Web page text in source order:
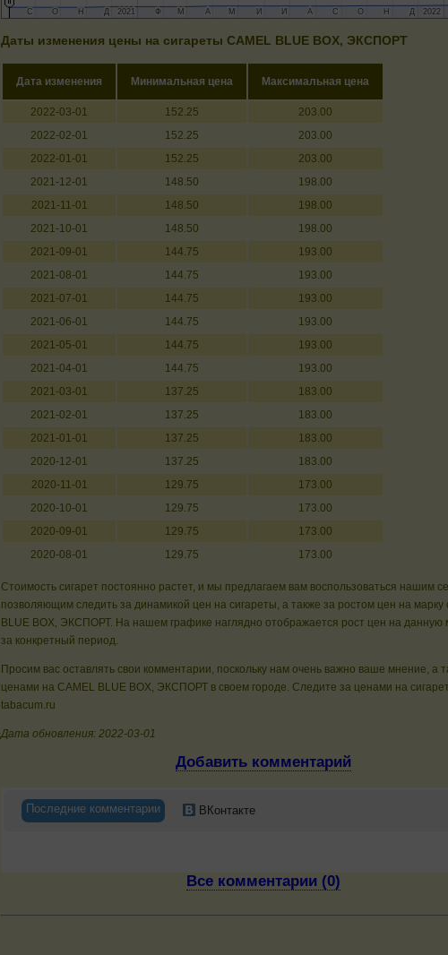
2021
2021 2022
2022
С
С О
О НН ДД Ф
Ф М
М А
А М
М ИИ ИИ А
А С
С О
О НН ДД
Даты изменения цены на сигареты CAMEL BLUE BOX, ЭКСПОРТ
Дата изменения Минимальная цена Максимальная цена
2022-03-01 152.25
203.00
2022-02-01
152.25
203.00
2022-01-01
152.25
203.00
2021-12-01
148.50
198.00
2021-11-01
148.50
198.00
2021-10-01
148.50
198.00
2021-09-01
144.75
193.00
2021-08-01
144.75
193.00
2021-07-01
144.75
193.00
2021-06-01
144.75
193.00
2021-05-01
144.75
193.00
2021-04-01
144.75
193.00
2021-03-01
137.25
183.00
2021-02-01
137.25
183.00
2021-01-01
137.25
183.00
2020-12-01
137.25
183.00
2020-11-01
129.75
173.00
2020-10-01
129.75
173.00
2020-09-01
129.75
173.00
2020-08-01
129.75 173.00
Стоимость сигарет постоянно растет, и мы предлагаем вам воспользоваться нашим
позволяющим следить за динамикой цен на сигареты, а также за ростом цен на марку
BLUE BOX, ЭКСПОРТ. На нашем графике наглядно отображается рост цен на данную
за конкретный период.
Просим вас оставлять свои комментарии, поскольку нам очень важно ваше мнение, а
ценами на CAMEL BLUE BOX, ЭКСПОРТ в своем городе. Следите за ценами на
tabacum.ru
Дата обновления: 2022-03-01
Добавить комментарий
Последние комментарии ВКонтакте
Все комментарии (0)